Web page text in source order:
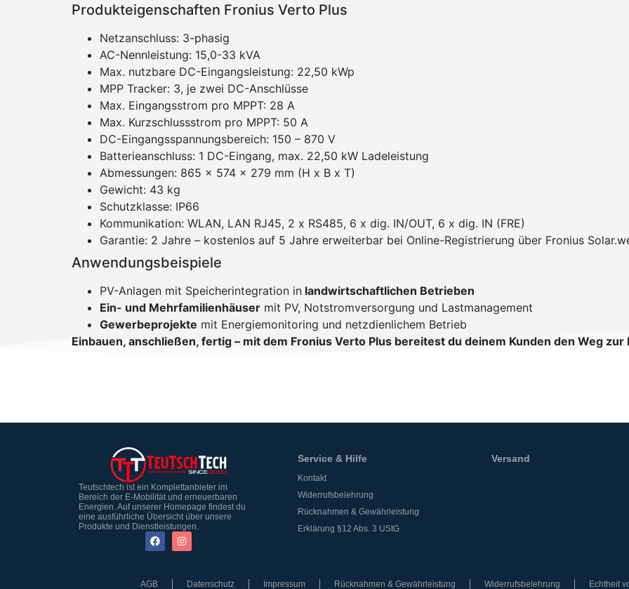
Produkteigenschaften Fronius Verto Plus
Netzanschluss: 3-phasig
AC-Nennleistung: 15,0-33 kVA
Max. nutzbare DC-Eingangsleistung: 22,50 kWp
MPP Tracker: 3, je zwei DC-Anschlüsse
Max. Eingangsstrom pro MPPT: 28 A
Max. Kurzschlussstrom pro MPPT: 50 A
DC-Eingangsspannungsbereich: 150 – 870 V
Batterieanschluss: 1 DC-Eingang, max. 22,50 kW Ladeleistung
Abmessungen: 865 × 574 × 279 mm (H x B x T)
Gewicht: 43 kg
Schutzklasse: IP66
Kommunikation: WLAN, LAN RJ45, 2 x RS485, 6 x dig. IN/OUT, 6 x dig. IN (FRE)
Garantie: 2 Jahre – kostenlos auf 5 Jahre erweiterbar bei Online-Registrierung über Fronius
Anwendungsbeispiele
PV-Anlagen mit Speicherintegration in landwirtschaftlichen Betrieben
Ein- und Mehrfamilienhäuser mit PV, Notstromversorgung und Lastmanagement
Gewerbeprojekte mit Energiemonitoring und netzdienlichem Betrieb
Einbauen, anschließen, fertig – mit dem Fronius Verto Plus bereitest du deinem Kunden den Weg
Teutschtech ist ein Komplettanbieter im
Bereich der E-Mobilität und erneuerbaren
Energien. Auf unserer Homepage findest du
eine ausführliche Übersicht über unsere
Produkte und Dienstleistungen.
Service & Hilfe
Kontakt
Widerrufsbelehrung
Rücknahmen & Gewährleistung
Erklärung §12 Abs. 3 UStG
Versand
AGB Datenschutz Impressum Rücknahmen & Gewährleistung Widerrufsbelehrung Echtheit